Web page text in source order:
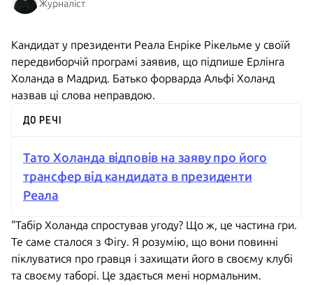
Журналіст
Кандидат у президенти Реала Енріке Рікельме у своїй
передвиборчій програмі заявив, що підпише Ерлінга
Холанда в Мадрид. Батько форварда Альфі Холанд
назвав ці слова неправдою.
ДО РЕЧІ
Тато Холанда відповів на заяву про його
трансфер від кандидата в президенти
Реала
"Табір Холанда спростував угоду? Що ж, це частина гри.
Те саме сталося з Фігу. Я розумію, що вони повинні
піклуватися про гравця і захищати його в своєму клубі
та своєму таборі. Це здається мені нормальним.